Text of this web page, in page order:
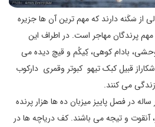
از سَکَنه دارند که مهم ترین آن ها جزیره
پرندگان مهاجر است. در اطراف این
بادام کوهی، کِیکُم و قیچ دیده می
قبیل کبک تیهو کبوتر وقمری دارکوب
می کنند.
در فصل پاییز میزبان ده ها هزار پرنده
آنقوت و تیجه می باشند. کف دریاچه ها در